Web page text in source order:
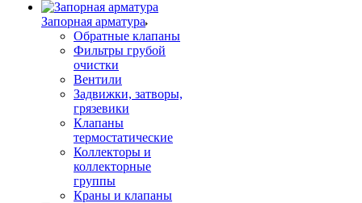
Запорная арматура
Обратные клапаны
Фильтры грубой
очистки
Вентили
Задвижки, затворы,
грязевики
Клапаны
термостатические
Коллекторы и
коллекторные
группы
Краны и клапаны